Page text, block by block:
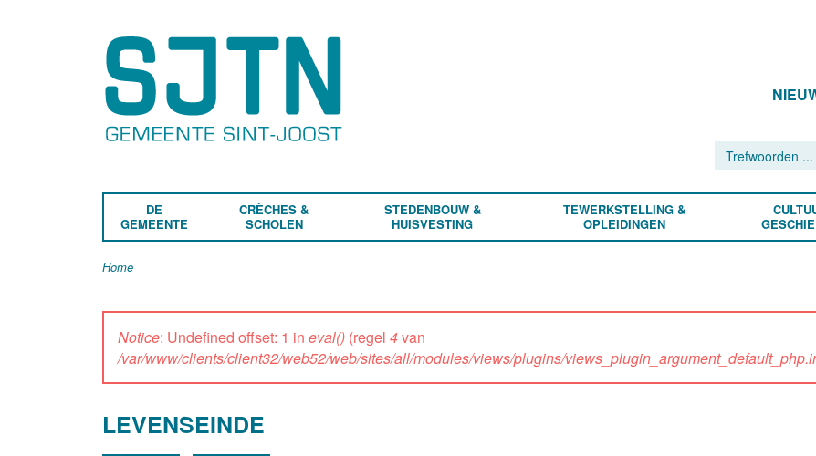
DE
GEMEENTE
CRÈCHES &
SCHOLEN
STEDENBOUW &
HUISVESTING
TEWERKSTELLING &
OPLEIDINGEN
Home
Notice: Undefined offset: 1 in eval() (regel 4van
/var/www/clients/client32/web52/web/sites/all/modules/views/plugins/
LEVENSEINDE